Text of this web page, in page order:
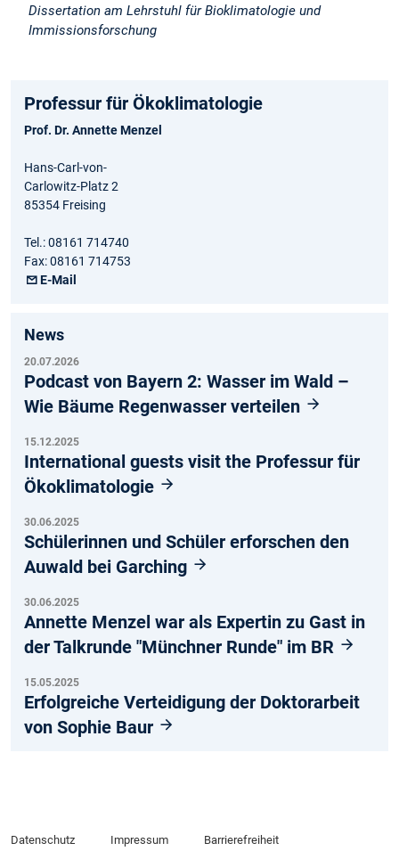
Dissertation am Lehrstuhl für Bioklimatologie und
Immissionsforschung
Professur für Ökoklimatologie
Prof. Dr. Annette Menzel
Hans-Carl-von-
Carlowitz-Platz 2
85354 Freising
Tel.: 08161 714740
Fax: 08161 714753
E-Mail
News
20.07.2026
Podcast von Bayern 2: Wasser im Wald –
Wie Bäume Regenwasser verteilen
15.12.2025
International guests visit the Professur für
Ökoklimatologie
30.06.2025
Schülerinnen und Schüler erforschen den
Auwald bei Garching
30.06.2025
Annette Menzel war als Expertin zu Gast in
der Talkrunde "Münchner Runde" im BR
15.05.2025
Erfolgreiche Verteidigung der Doktorarbeit
von Sophie Baur
Datenschutz Impressum Barrierefreiheit